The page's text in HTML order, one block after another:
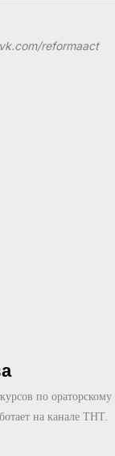
reformaact
по ораторскому
на канале ТНТ.